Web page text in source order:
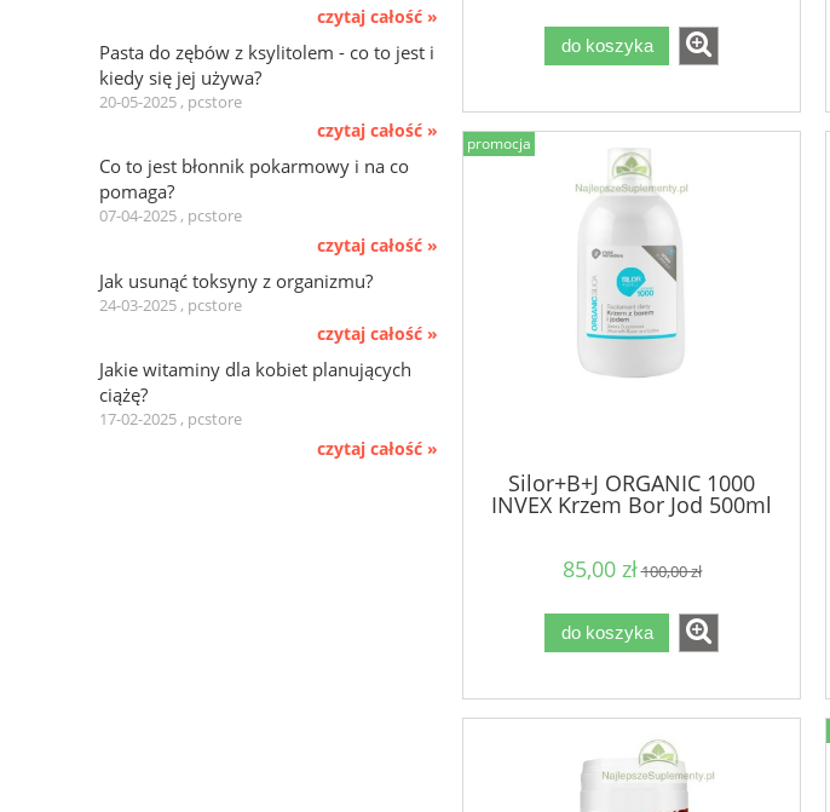
czytaj całość »
Pasta do zębów z ksylitolem - co to jest i
kiedy się jej używa?
20-05-2025 , pcstore
czytaj całość »
Co to jest błonnik pokarmowy i na co
pomaga?
07-04-2025 , pcstore
czytaj całość »
Jak usunąć toksyny z organizmu?
24-03-2025 , pcstore
czytaj całość »
Jakie witaminy dla kobiet planujących
ciążę?
17-02-2025 , pcstore
czytaj całość »
do koszyka
Silor+B+J ORGANIC 1000
INVEX Krzem Bor Jod 500ml
85,00 zł100,00 zł
do koszyka
promocja